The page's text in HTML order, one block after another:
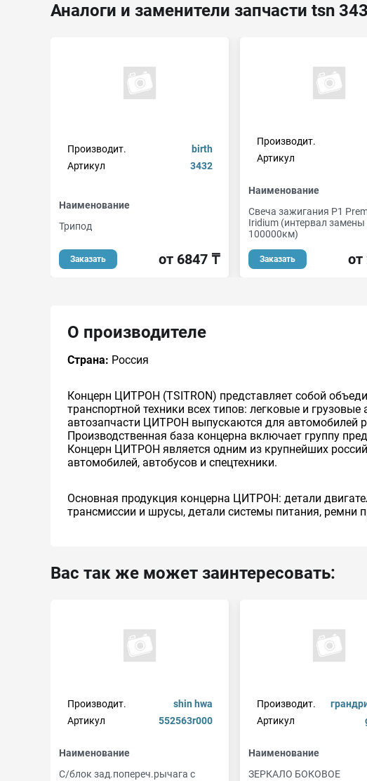
Аналоги и заменители запчасти tsn
Производит.
birth
Артикул
3432
Наименование
Трипод
Заказать от 6847 ₸
Производит.
Артикул
Наименование
Свеча зажигания P1
Iridium (интервал замены
100000км)
Заказать от
О производителе
Страна: Россия
Концерн ЦИТРОН (TSITRON) представляет собой
транспортной техники всех типов: легковые и
автозапчасти ЦИТРОН выпускаются для автомобилей
Производственная база концерна включает группу
Концерн ЦИТРОН является одним из крупнейших
автомобилей, автобусов и спецтехники.
Основная продукция концерна ЦИТРОН: детали
трансмиссии и шрусы, детали системы питания,
Вас так же может заинтересовать:
Производит.
shin hwa
Артикул
552563r000
Наименование
С/блок зад.попереч.рычага с
Производит.
Артикул
Наименование
ЗЕРКАЛО БОКОВОЕ